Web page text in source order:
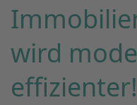
wird
effizienter!